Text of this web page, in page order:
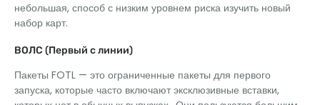
небольшая, способ с низким уровнем риска изучить новый
набор карт.
ВОЛС (Первый с линии)
Пакеты FOTL — это ограниченные пакеты для первого
запуска, которые часто включают эксклюзивные вставки,